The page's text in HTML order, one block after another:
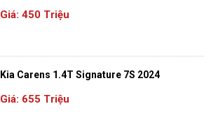
Giá: 450 Triệu
Kia Carens 1.4T Signature 7S 2024
Giá: 655 Triệu